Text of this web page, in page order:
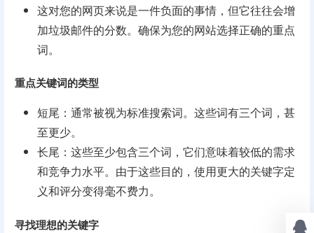
这对您的网页来说是一件负面的事情，但它往往会增
加垃圾邮件的分数。确保为您的网站选择正确的重点
词。
重点关键词的类型
短尾：通常被视为标准搜索词。这些词有三个词，甚
至更少。
长尾：这些至少包含三个词，它们意味着较低的需求
和竞争力水平。由于这些目的，使用更大的关键字定
义和评分变得毫不费力。
寻找理想的关键字